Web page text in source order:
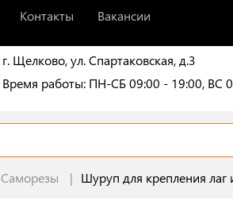
Контакты
Вакансии
г. Щелково, ул. Спартаковская, д.3
Время работы: ПН-СБ 09:00 - 19:00, ВС
Саморезы Шуруп для крепления